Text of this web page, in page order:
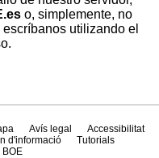
o, simplemente, no
utilizando el
Avís legal
Accessibilitat
d'informació
Tutorials